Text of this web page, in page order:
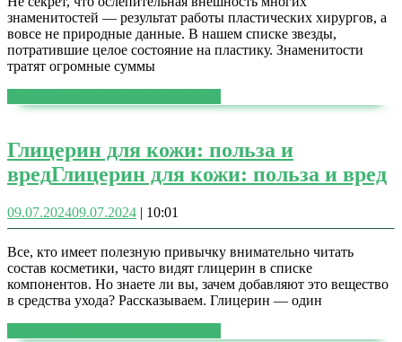
знаменитостей — результат работы пластических хирургов, а
вовсе не природные данные. В нашем списке звезды,
потратившие целое состояние на пластику. Знаменитости
тратят огромные суммы
Глицерин для кожи: польза и
вредГлицерин для кожи: польза и вред
09.07.202409.07.2024 | 10:01
Все, кто имеет полезную привычку внимательно читать
состав косметики, часто видят глицерин в списке
компонентов. Но знаете ли вы, зачем добавляют это вещество
в средства ухода? Рассказываем. Глицерин — один